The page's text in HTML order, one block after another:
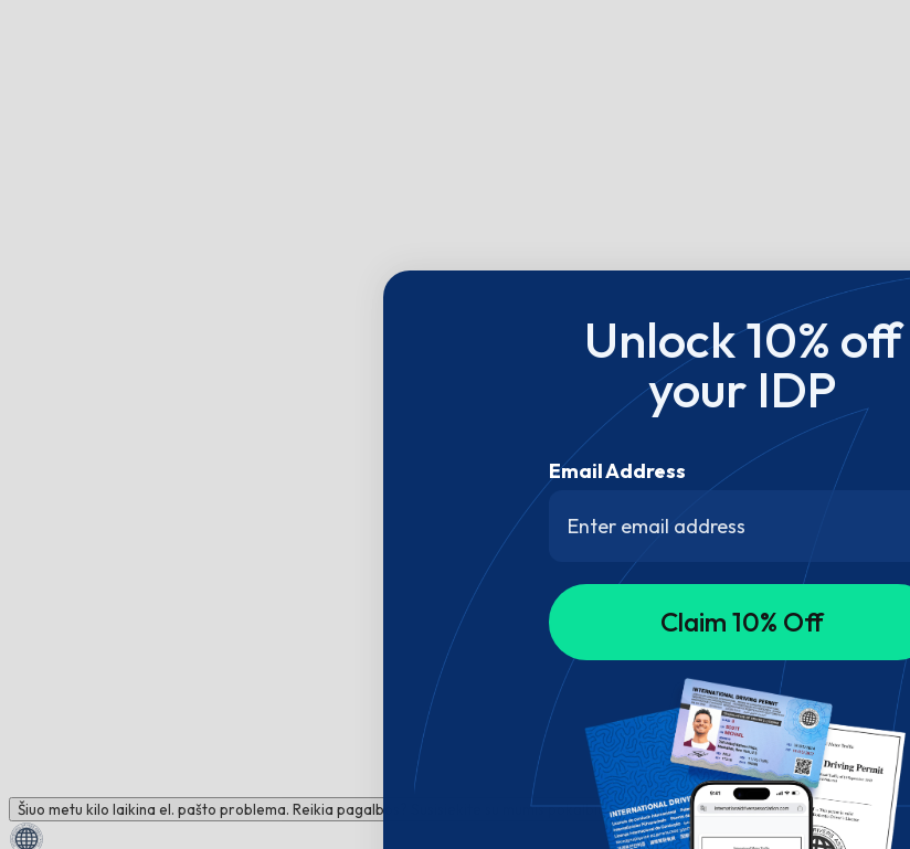
Šiuo metu kilo laikina el. pašto problema. Reikia pagalbos? Susisiekite su mumis pokalbių lange!
Unlock 10% off
your IDP
Email Address
Claim 10% Off